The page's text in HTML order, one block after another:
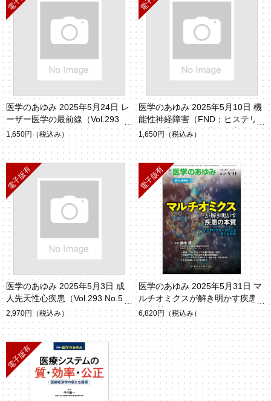
医学のあゆみ 2025年5月24日 レ
ーザー医学の最前線（Vol.293 N
o.8）
1,650円 （税込み）
医学のあゆみ 2025年5月10日 機
能性神経障害（FND；ヒステリ
ー）診療の近年の革命的変化（V
ol.293 No.6）
1,650円 （税込み）
医学のあゆみ 2025年5月3日 成
人先天性心疾患（Vol.293 No.5）
2,970円 （税込み）
医学のあゆみ 2025年5月31日 マ
ルチオミクスが解き明かす疾患
の本質（Vol.293 No.9）
6,820円 （税込み）